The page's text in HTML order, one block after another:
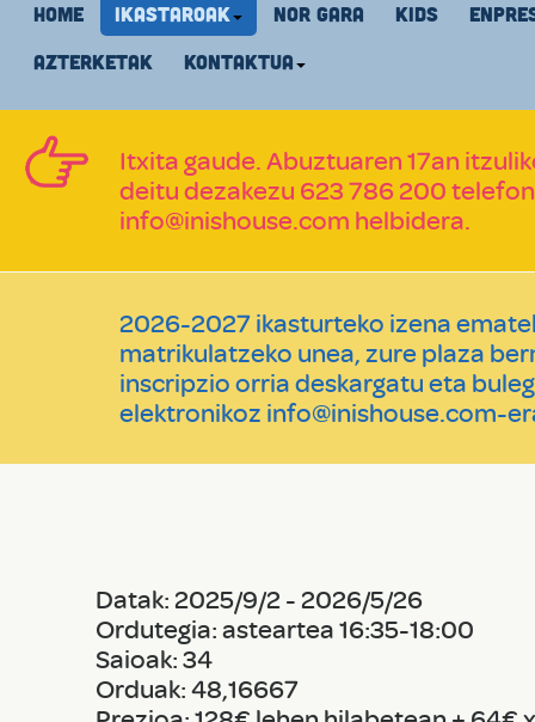
HOME IKASTAROAK NOR GARA KIDS
AZTERKETAK
KONTAKTUA
Itxita gaude. Abuztuaren 17an
deitu dezakezu 623 786 200
info@inishouse.com helbidera.
2026-2027 ikasturteko izena
matrikulatzeko unea, zure plaza
inscripzio orria deskargatu eta
elektronikoz info@inishouse.com-
Datak: 2025/9/2 - 2026/5/26
Ordutegia: asteartea 16:35-18:00
Saioak: 34
Orduak: 48,16667